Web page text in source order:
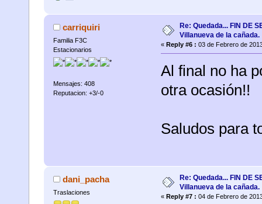
carriquiri
Familia F3C
Estacionarios
Mensajes: 408
Reputacion: +3/-0
Re: Quedada... FIN DE
Villanueva de la cañada.
« Reply #6 : 03 de Febrero de
Al final no ha
otra ocasión!!
Saludos para
dani_pacha
Traslaciones
Re: Quedada... FIN DE
Villanueva de la cañada.
« Reply #7 : 04 de Febrero de